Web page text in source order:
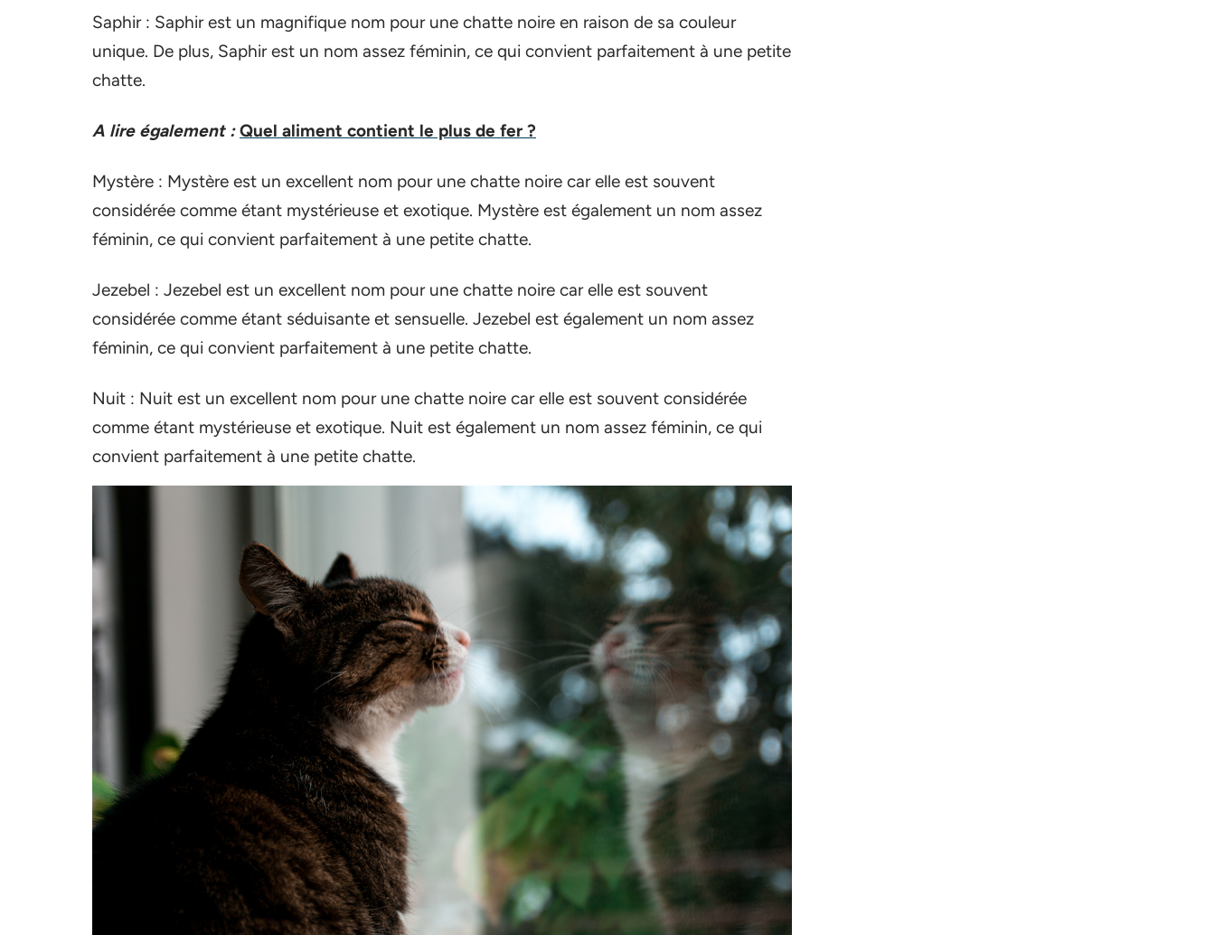
Saphir : Saphir est un magnifique nom pour une chatte noire en raison de sa couleur
unique. De plus, Saphir est un nom assez féminin, ce qui convient parfaitement à une petite
chatte.
A lire également : Quel aliment contient le plus de fer ?
Mystère : Mystère est un excellent nom pour une chatte noire car elle est souvent
considérée comme étant mystérieuse et exotique. Mystère est également un nom assez
féminin, ce qui convient parfaitement à une petite chatte.
Jezebel : Jezebel est un excellent nom pour une chatte noire car elle est souvent
considérée comme étant séduisante et sensuelle. Jezebel est également un nom assez
féminin, ce qui convient parfaitement à une petite chatte.
Nuit : Nuit est un excellent nom pour une chatte noire car elle est souvent considérée
comme étant mystérieuse et exotique. Nuit est également un nom assez féminin, ce qui
convient parfaitement à une petite chatte.